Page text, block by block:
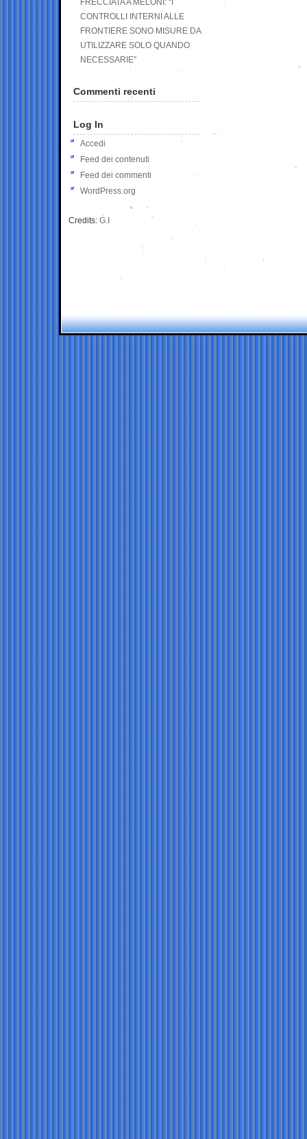
FRECCIATA A MELONI: “I
CONTROLLI INTERNI ALLE
FRONTIERE SONO MISURE DA
UTILIZZARE SOLO QUANDO
NECESSARIE”
Commenti recenti
Log In
Accedi
Feed dei contenuti
Feed dei commenti
WordPress.org
Credits: G.I